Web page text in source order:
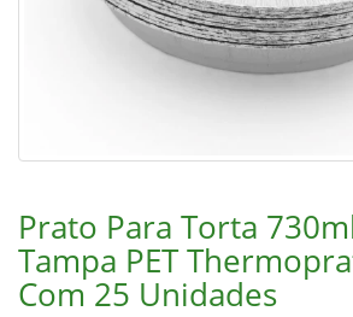
Prato Para Torta
Tampa PET
Com 25 Unidades